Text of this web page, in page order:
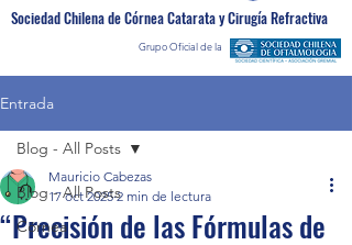
Sociedad Chilena de Córnea Catarata y Cirugía Refractiva
Grupo Oficial de la
Entrada
Blog - All Posts
Córnea
Blog - All Posts
“Precisión de las Fórmulas de
Mauricio Cabezas
17 oct 2025 2 min de lectura